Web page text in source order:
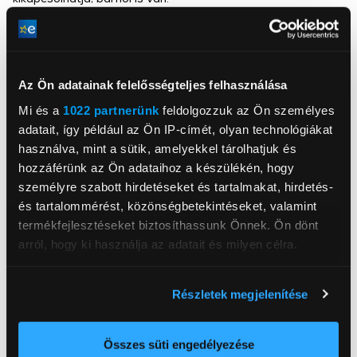
Az Ön adatainak felelősségteljes felhasználása
Mi és a 1022 partnerünk feldolgozzuk az Ön személyes
adatait, így például az Ön IP-címét, olyan technológiákat
használva, mint a sütik, amelyekkel tárolhatjuk és
hozzáférünk az Ön adataihoz a készülékén, hogy
személyre szabott hirdetéseket és tartalmakat, hirdetés-
és tartalommérést, közönségbetekintéseket, valamint
termékfejlesztéseket biztosíthassunk Önnek. Ön dönt
arról, hogy ki használja az adatait és milyen célra.
elhelyezkedéséről pár méteres pontossággal
Az Ön készülékén beazonosítása annak konkrét
Részletek megjelenítése
Összes süti engedélyezése
support.hu@tp-link.com
Ütemezés – Állítson be előre rögzített ütemezést az
okoseszközök automatikus kezeléséhez.
időszabályozás érdekében.
Hangvezérlés – Kezelje intelligens reflektorait
hangutasításokkal az Amazon Alexa vagy a Google
Assistant segítségével.
Egyszerű beállítás és használat – Nincs szükség hubra,
gyorsan beállítható és egyszerűen kezelhető az ingyenes
alkalmazáson keresztül.